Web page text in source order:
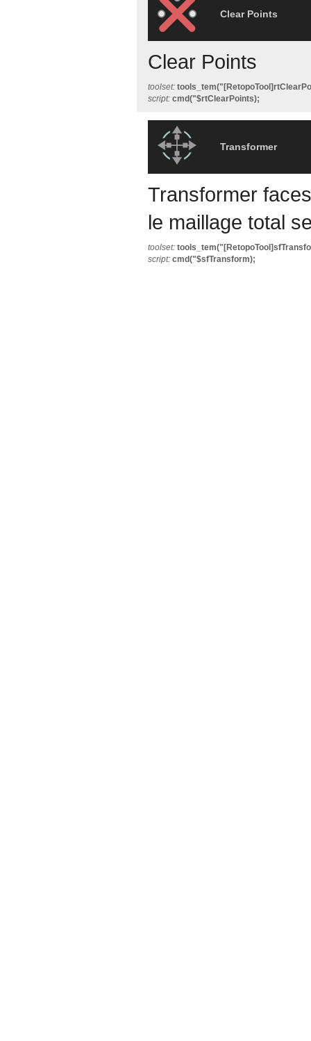
Clear Points
Clear Points
toolset:
script: cmd("$rtClearPoints);
Transformer
Transformer
le maillage total
toolset:
script: cmd("$sfTransform);